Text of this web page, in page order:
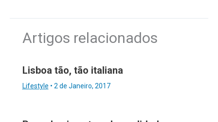
Artigos relacionados
Lisboa tão, tão italiana
Lifestyle • 2 de Janeiro, 2017